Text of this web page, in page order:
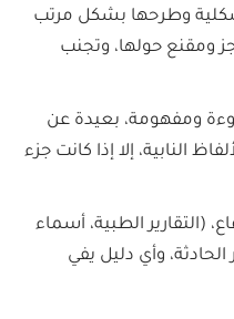
وطرحها بشكل مرتب
ومقنع حولها، وتجنب
ومفهومة، بعيدة عن
النابية، إلا إذا كانت جزء
(التقارير الطبية، أسماء
وأي دليل يفي